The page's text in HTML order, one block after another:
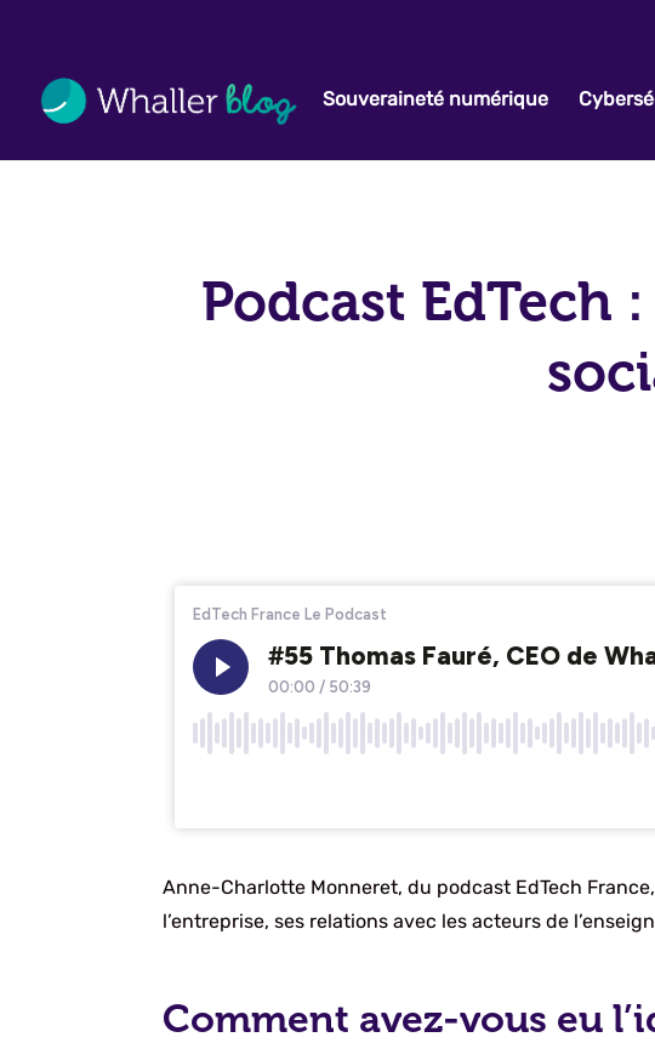
Souveraineté numérique
Podcast EdTech
Anne-Charlotte Monneret, du podcast EdTech
l’entreprise, ses relations avec les acteurs de
Comment avez-vous eu